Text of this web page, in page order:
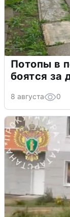
Потопы в
боятся за
8 августа 0